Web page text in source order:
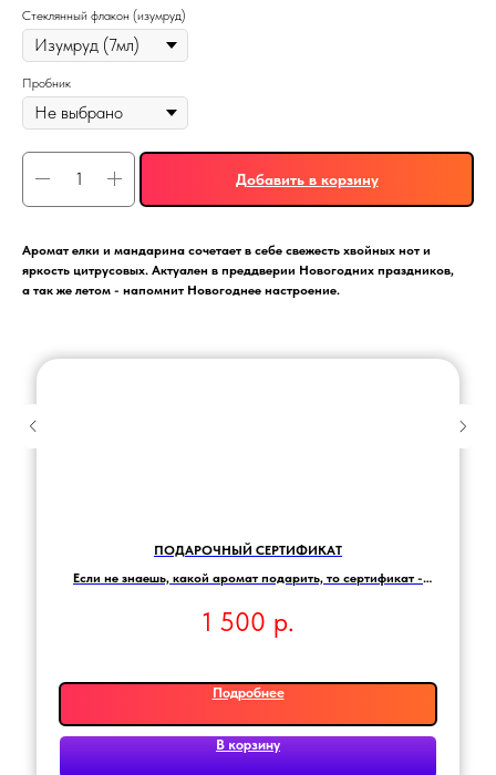
Стеклянный флакон (изумруд)
Пробник
Добавить в корзину
Аромат елки и мандарина сочетает в себе свежесть хвойных нот и
яркость цитрусовых. Актуален в преддверии Новогодних праздников,
а так же летом - напомнит Новогоднее настроение.
ПОДАРОЧНЫЙ СЕРТИФИКАТ
Если не знаешь, какой аромат подарить, то сертификат -
1 500 р.
Подробнее
В корзину